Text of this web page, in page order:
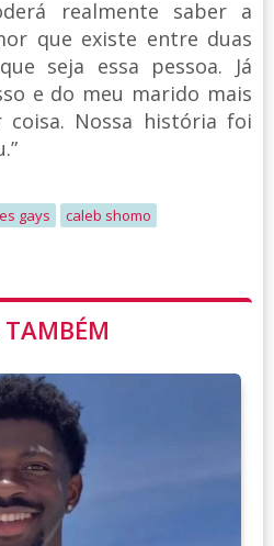
realmente saber a
que existe entre duas
seja essa pessoa. Já
e do meu marido mais
coisa. Nossa história foi
gays caleb shomo
TAMBÉM